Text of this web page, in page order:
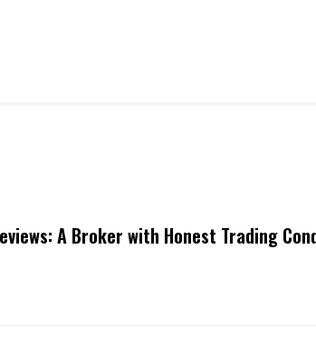
A Broker with Honest Trading